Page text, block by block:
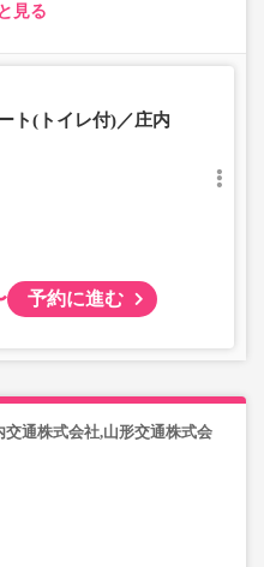
心
見る
ト(トイレ付)／庄内
予約に進む
通株式会社,山形交通株式会